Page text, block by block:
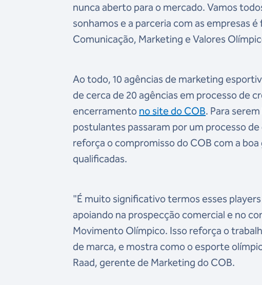
nunca aberto para o mercado. Vamos
sonhamos e a parceria com as empresas
Comunicação, Marketing e Valores
Ao todo, 10 agências de marketing
de cerca de 20 agências em processo de
encerramento no site do COB. Para
postulantes passaram por um processo
reforça o compromisso do COB com a
qualificadas.
"É muito significativo termos esses
apoiando na prospecção comercial e no
Movimento Olímpico. Isso reforça o
de marca, e mostra como o esporte
Raad, gerente de Marketing do COB.